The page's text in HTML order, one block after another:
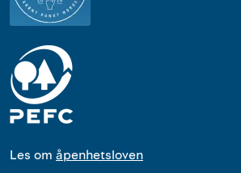
Les om åpenhetsloven